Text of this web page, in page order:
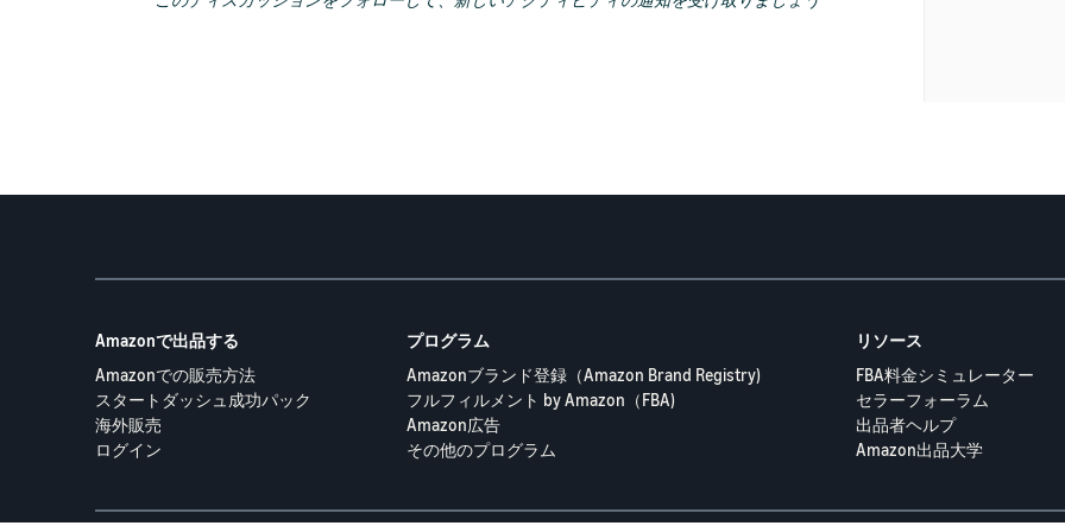
Amazonで出品する
Amazonでの販売方法
スタートダッシュ成功パック
海外販売
ログイン
プログラム
Amazonブランド登録（Amazon Brand Registry)
フルフィルメント by Amazon（FBA)
Amazon広告
その他のプログラム
リソース
FBA料金シミュレーター
セラーフォーラム
出品者ヘルプ
Amazon出品大学